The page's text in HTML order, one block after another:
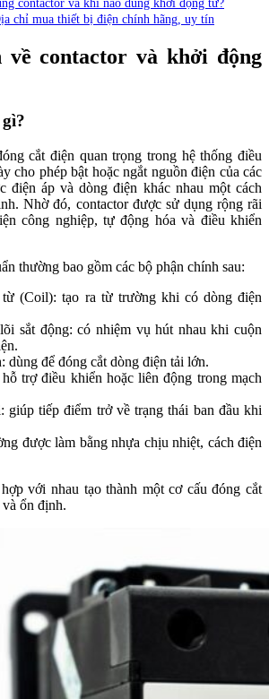
chỉ mua thiết bị điện chính hãng, uy tín
về contactor và khởi động
cắt điện quan trọng trong hệ thống điều
cho phép bật hoặc ngắt nguồn điện của các
điện áp và dòng điện khác nhau một cách
Nhờ đó, contactor được sử dụng rộng rãi
công nghiệp, tự động hóa và điều khiển
thường bao gồm các bộ phận chính sau:
(Coil): tạo ra từ trường khi có dòng điện
sắt động: có nhiệm vụ hút nhau khi cuộn
dùng để đóng cắt dòng điện tải lớn.
trợ điều khiển hoặc liên động trong mạch
giúp tiếp điểm trở về trạng thái ban đầu khi
được làm bằng nhựa chịu nhiệt, cách điện
với nhau tạo thành một cơ cấu đóng cắt
ổn định.